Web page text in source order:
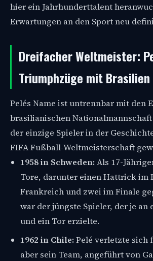
hier ein Jahrhunderttalent
Erwartungen an den Sport neu
Dreifacher Weltmeister:
Triumphzüge mit Brasilien
Pelés Name ist untrennbar mit den
brasilianischen
der einzige Spieler in der
FIFA Fußball-Weltmeisterschaft
1958 in Schweden:Als 17-
Tore, darunter einen Hattrick im
Frankreich und zwei im Finale
war der jüngste Spieler, der je an
und ein Tor erzielte.
1962 in Chile:Pelé verletzte sich
aber sein Team, angeführt von